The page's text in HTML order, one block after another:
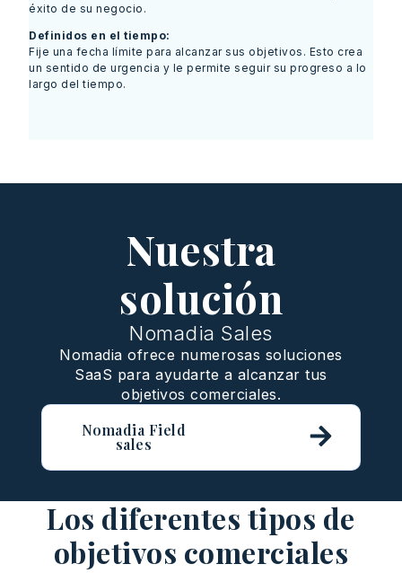
éxito de su negocio.
Definidos en el tiempo:
Fije una fecha límite para alcanzar sus objetivos. Esto crea
un sentido de urgencia y le permite seguir su progreso a lo
largo del tiempo.
Nuestra
solución
Nomadia Sales
Nomadia ofrece numerosas soluciones
SaaS para ayudarte a alcanzar tus
objetivos comerciales.
Nomadia Field
sales
Los diferentes tipos de
objetivos comerciales